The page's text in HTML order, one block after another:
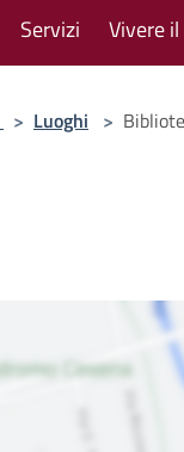
Servizi Vivere
> Luoghi >